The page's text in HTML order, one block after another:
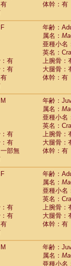
体幹：有
年齢：
属名：
亜種小名
英名：
有
上腕骨：
有
大腿骨：
体幹：有
年齢：
属名：
亜種小名
英名：
有
上腕骨：
有
大腿骨：
部無
体幹：有
年齢：
属名：
亜種小名
英名：
有
上腕骨：
有
大腿骨：
体幹：有
年齢：
属名：
亜種小名